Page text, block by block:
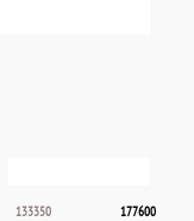
133350 177600